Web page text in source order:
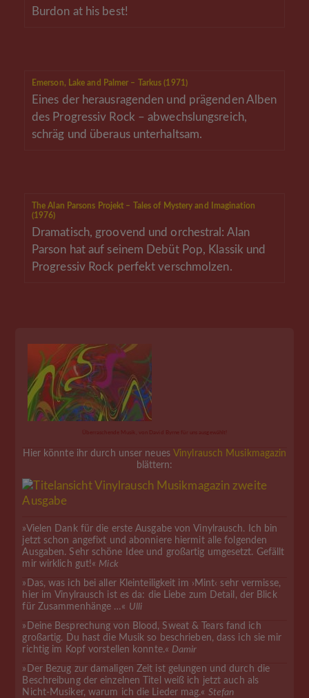
Burdon at his best!
Emerson, Lake and Palmer – Tarkus (1971)
Eines der herausragenden und prägenden Alben
des Progressiv Rock – abwechslungsreich,
schräg und überaus unterhaltsam.
The Alan Parsons Projekt – Tales of Mystery and Imagination
(1976)
Dramatisch, groovend und orchestral: Alan
Parson hat auf seinem Debüt Pop, Klassik und
Progressiv Rock perfekt verschmolzen.
Hier könnte ihr durch unser neues Vinylrausch Musikmagazin
blättern:
»Vielen Dank für die erste Ausgabe von Vinylrausch. Ich bin
jetzt schon angefixt und abonniere hiermit alle folgenden
Ausgaben. Sehr schöne Idee und großartig umgesetzt. Gefällt
mir wirklich gut!« Mick
»Das, was ich bei aller Kleinteiligkeit im ›Mint‹ sehr vermisse,
hier im Vinylrausch ist es da: die Liebe zum Detail, der Blick
für Zusammenhänge …« Ulli
»Deine Besprechung von Blood, Sweat & Tears fand ich
großartig. Du hast die Musik so beschrieben, dass ich sie mir
richtig im Kopf vorstellen konnte.« Damir
»Der Bezug zur damaligen Zeit ist gelungen und durch die
Beschreibung der einzelnen Titel weiß ich jetzt auch als
Nicht-Musiker, warum ich die Lieder mag.« Stefan